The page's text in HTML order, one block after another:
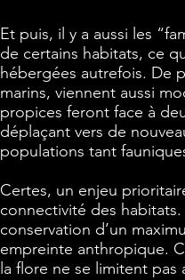
Et puis, il y a aussi les
de certains habitats, ce
hébergées autrefois. De
marins, viennent aussi
propices feront face à
déplaçant vers de
populations tant
Certes, un enjeu
connectivité des
conservation d’un
empreinte anthropique.
la flore ne se limitent pas